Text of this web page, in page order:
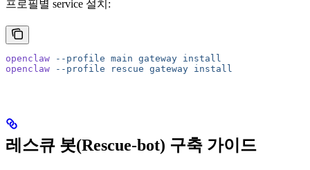
프로필별 service 설치:
openclaw --profile main gateway install
openclaw --profile rescue gateway install
레스큐 봇(Rescue-bot) 구축 가이드